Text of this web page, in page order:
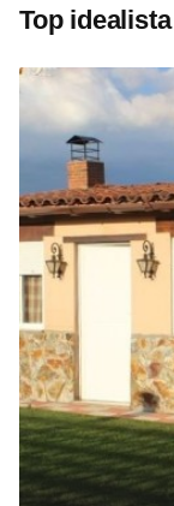
Top idealista